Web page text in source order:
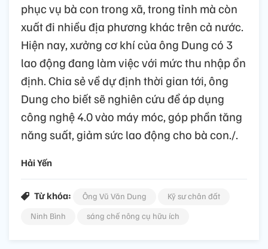
phục vụ bà con trong xã, trong tỉnh mà còn
xuất đi nhiều địa phương khác trên cả nước.
Hiện nay, xưởng cơ khí của ông Dung có 3
lao động đang làm việc với mức thu nhập ổn
định. Chia sẻ về dự định thời gian tới, ông
Dung cho biết sẽ nghiên cứu để áp dụng
công nghệ 4.0 vào máy móc, góp phần tăng
năng suất, giảm sức lao động cho bà con./.
Hải Yến
Từ khóa: Ông Vũ Văn Dung
Kỹ sư chân đất
Ninh Bình
sáng chế nông cụ hữu ích